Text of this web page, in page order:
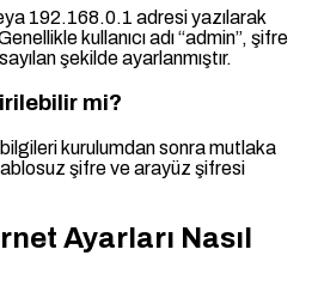
192.168.0.1 adresi yazılarak
kullanıcı adı “admin”, şifre
şekilde ayarlanmıştır.
mi?
kurulumdan sonra mutlaka
şifre ve arayüz şifresi
Ayarları Nasıl